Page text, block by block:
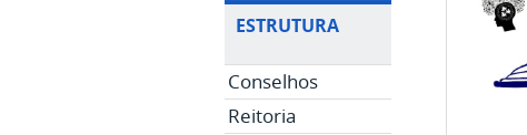
ESTRUTURA
Conselhos
Reitoria